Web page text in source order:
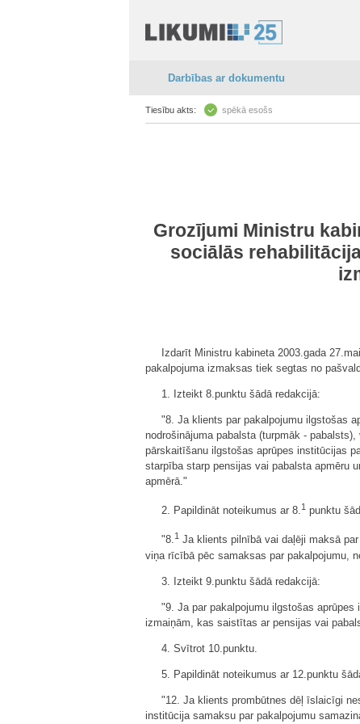
Darbības ar dokumentu
Tiesību akts: spēkā esošs
Grozījumi Ministru
sociālās
Izdarīt Ministru kabineta 2003.gada
pakalpojuma izmaksas tiek segtas no
1. Izteikt 8.punktu šādā redakcijā:
"8. Ja klients par pakalpojumu ilgstošas
nodrošinājuma pabalsta (turpmāk -
pārskaitīšanu ilgstošas aprūpes institūcijas
starpība starp pensijas vai pabalsta apmēru
apmērā."
2. Papildināt noteikumus ar 8.1 punktu
"8.1 Ja klients pilnībā vai daļēji maksā
viņa rīcībā pēc samaksas par pakalpojumu,
3. Izteikt 9.punktu šādā redakcijā:
"9. Ja par pakalpojumu ilgstošas
izmaiņām, kas saistītas ar pensijas vai
4. Svītrot 10.punktu.
5. Papildināt noteikumus ar 12.punktu
"12. Ja klients prombūtnes dēļ īslaicīgi
institūcija samaksu par pakalpojumu